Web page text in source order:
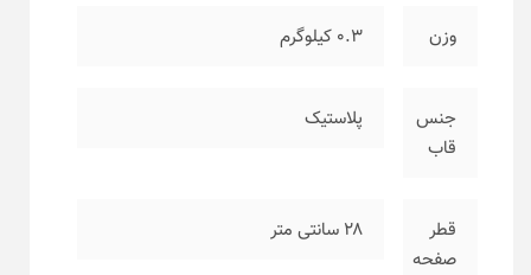
وزن ۰.۳ کیلوگرم
جنس
قاب
پلاستیک
قطر
صفحه
۲۸ سانتی متر